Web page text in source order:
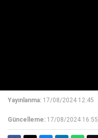
Yayınlanma: 17/08/2024 12:45
Güncelleme: 17/08/2024 16:55